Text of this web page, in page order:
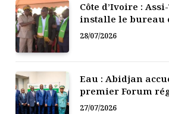
Côte d’Ivoire :
installe le bureau
mutuelle de
28/07/2026
Eau : Abidjan
premier Forum
l’Afrique de l’Ouest
27/07/2026